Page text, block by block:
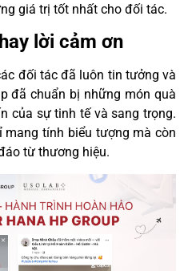
giá trị tốt nhất cho đối tác.
lời cảm ơn
đối tác đã luôn tin tưởng và
đã chuẩn bị những món quà
của sự tinh tế và sang trọng.
mang tính biểu tượng mà còn
từ thương hiệu.